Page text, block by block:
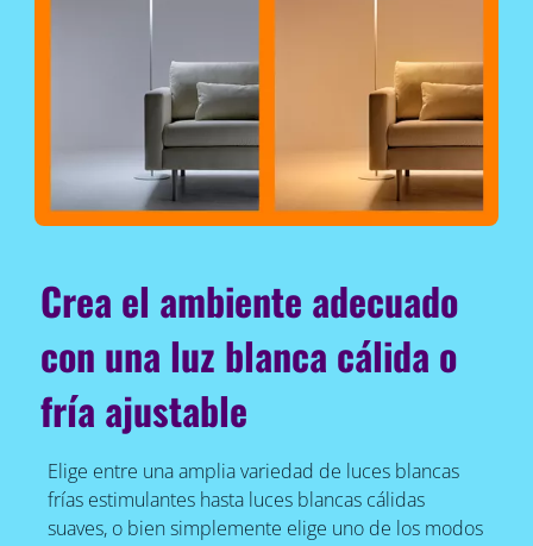
Crea el ambiente adecuado
con una luz blanca cálida o
fría ajustable
Elige entre una amplia variedad de luces blancas
frías estimulantes hasta luces blancas cálidas
suaves, o bien simplemente elige uno de los modos